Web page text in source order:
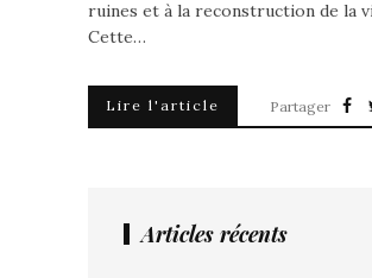
ruines et à la reconstruction de la
Cette…
Lire l'article Partager
Articles récents